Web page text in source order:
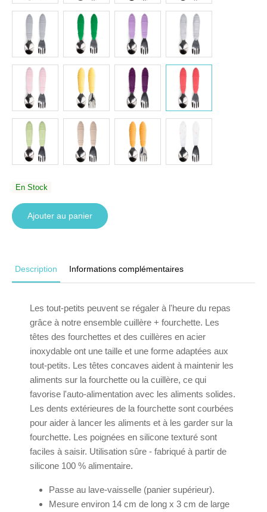
En Stock
Ajouter au panier
Description Informations complémentaires
Les tout-petits peuvent se régaler à l'heure du repas
grâce à notre ensemble cuillère + fourchette. Les
têtes des fourchettes et des cuillères en acier
inoxydable ont une taille et une forme adaptées aux
tout-petits. Les têtes concaves aident à maintenir les
aliments sur la fourchette ou la cuillère, ce qui
favorise l'auto-alimentation avec les aliments solides.
Les dents extérieures de la fourchette sont courbées
pour aider à lancer les aliments et à les garder sur la
fourchette. Les poignées en silicone texturé sont
faciles à saisir. Utilisation sûre - fabriqué à partir de
silicone 100 % alimentaire.
Passe au lave-vaisselle (panier supérieur).
Mesure environ 14 cm de long x 3 cm de large